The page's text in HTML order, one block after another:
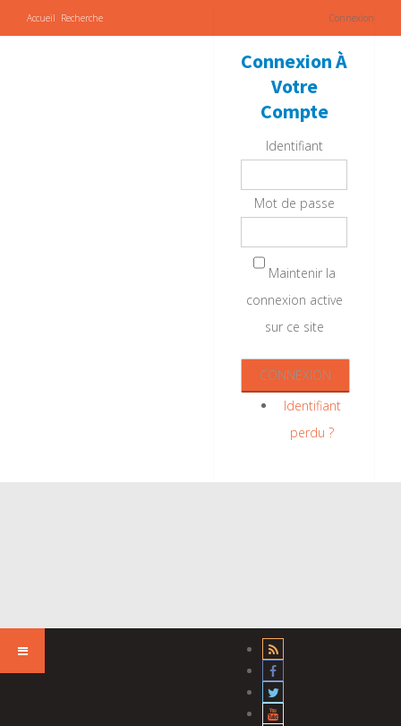
Accueil Recherche Connexion
Connexion À
Votre
Compte
Identifiant
Mot de passe
Maintenir la
connexion active
sur ce site
Identifiant
perdu ?